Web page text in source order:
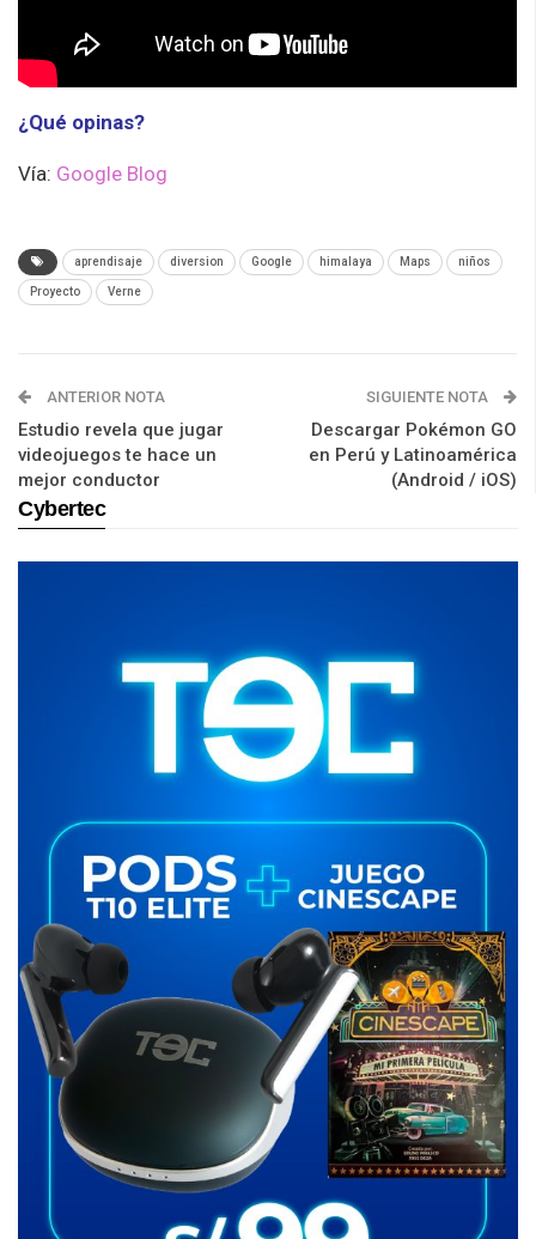
¿Qué opinas?
Vía: Google Blog
aprendisaje diversion Google himalaya Maps niños
Proyecto Verne
ANTERIOR NOTA
Estudio revela que jugar
videojuegos te hace un
mejor conductor
SIGUIENTE NOTA
Descargar Pokémon GO
en Perú y Latinoamérica
(Android / iOS)
Cybertec